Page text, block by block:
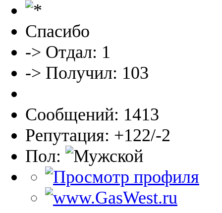
Спасибо
-> Отдал: 1
-> Получил: 103
Сообщений: 1413
Репутация: +122/-2
Пол: